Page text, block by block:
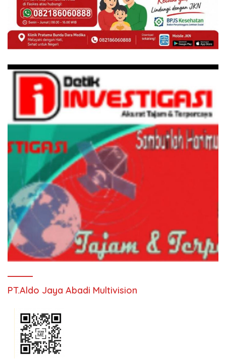
PT.Aldo Jaya Abadi Multivision